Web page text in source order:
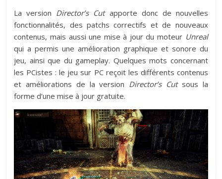
La version Director’s Cutapporte donc de nouvelles
fonctionnalités, des patchs correctifs et de nouveaux
contenus, mais aussi une mise à jour du moteur Unreal
qui a permis une amélioration graphique et sonore du
jeu, ainsi que du gameplay. Quelques mots concernant
les PCistes : le jeu sur PC reçoit les différents contenus
et améliorations de la version Director’s Cutsous la
forme d’une mise à jour gratuite.